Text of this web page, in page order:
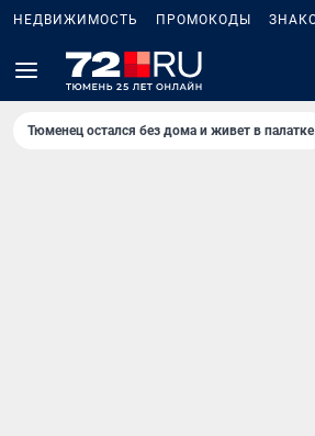
НЕДВИЖИМОСТЬ ПРОМОКОДЫ
Тюменец остался без дома и живет в палатке